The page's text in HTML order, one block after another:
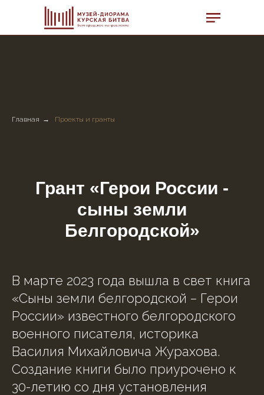
Главная → Проекты и гранты
Грант «Герои России -
сыны земли
Белгородской»
В марте 2023 года вышла в свет книга
«Сыны земли белгородской – Герои
России» известного белгородского
военного писателя, историка
Василия Михайловича Журахова.
Создание книги было приурочено к
30-летию со дня установления